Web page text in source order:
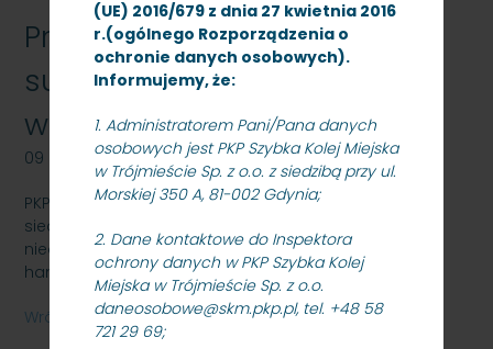
(UE) 2016/679 z dnia 27 kwietnia 2016
r.(ogólnego Rozporządzenia o
ochronie danych osobowych).
Informujemy, że:
1. Administratorem Pani/Pana danych
osobowych jest PKP Szybka Kolej Miejska
w Trójmieście Sp. z o.o. z siedzibą przy ul.
Morskiej 350 A, 81-002 Gdynia;
2. Dane kontaktowe do Inspektora
ochrony danych w PKP Szybka Kolej
Miejska w Trójmieście Sp. z o.o.
daneosobowe@skm.pkp.pl, tel. +48 58
721 29 69;
Przetarg nieograniczony na
sukcesywne dostawy
wstawek hamulcowych
09 kwietnia 2014
PKP Szybka Kolej Miejska w Trójmieście Sp. z o.o. z
siedzibą w Gdyni, ul. Morska 350A ogłasza przetarg
nieograniczony na sukcesywne dostawy wstawek
hamulcowych - znak: SKMMS –ZP/N/07/14
Wróć